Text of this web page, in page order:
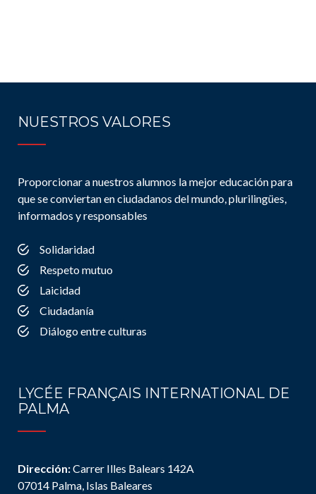
NUESTROS VALORES
Proporcionar a nuestros alumnos la mejor educación para
que se conviertan en ciudadanos del mundo, plurilingües,
informados y responsables
Solidaridad
Respeto mutuo
Laicidad
Ciudadanía
Diálogo entre culturas
LYCÉE FRANÇAIS INTERNATIONAL DE
PALMA
Dirección:Carrer Illes Balears 142A
07014 Palma, Islas Baleares